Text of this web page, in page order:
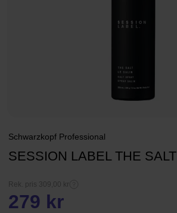
Schwarzkopf Professional
SESSION LABEL THE SALT
Rek. pris 309,00 kr
279 kr